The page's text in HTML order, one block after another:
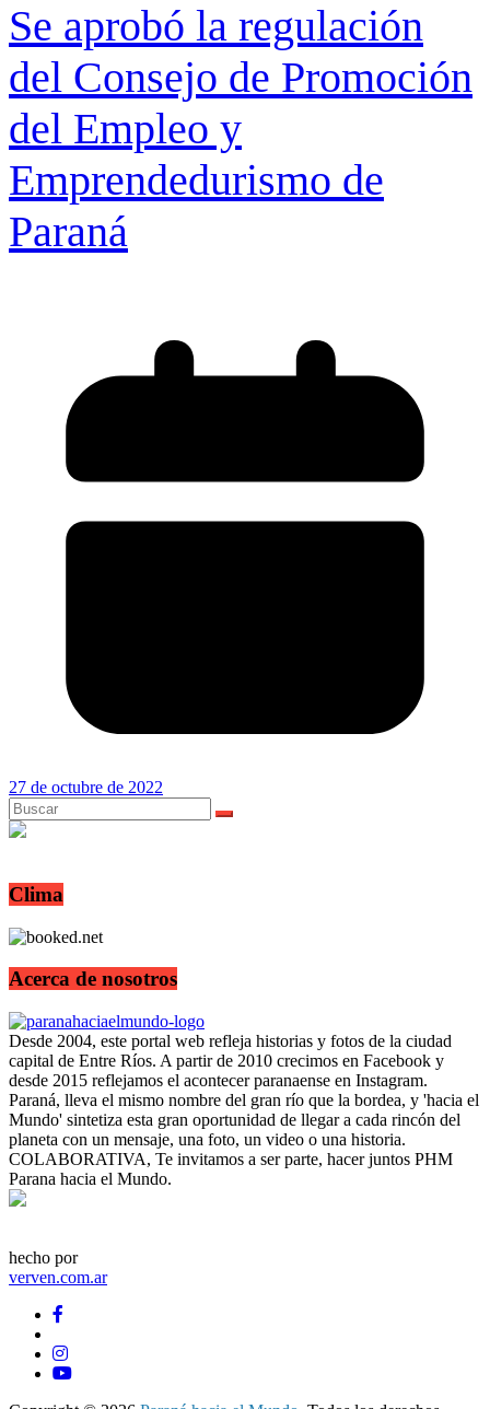
Se aprobó la regulación
del Consejo de Promoción
del Empleo y
Emprendedurismo de
Paraná
27 de octubre de 2022
Clima
Acerca de nosotros
Desde 2004, este portal web refleja historias y fotos de la ciudad
capital de Entre Ríos. A partir de 2010 crecimos en Facebook y
desde 2015 reflejamos el acontecer paranaense en Instagram.
Paraná, lleva el mismo nombre del gran río que la bordea, y 'hacia el
Mundo' sintetiza esta gran oportunidad de llegar a cada rincón del
planeta con un mensaje, una foto, un video o una historia.
COLABORATIVA, Te invitamos a ser parte, hacer juntos PHM
Parana hacia el Mundo.
hecho por
verven.com.ar